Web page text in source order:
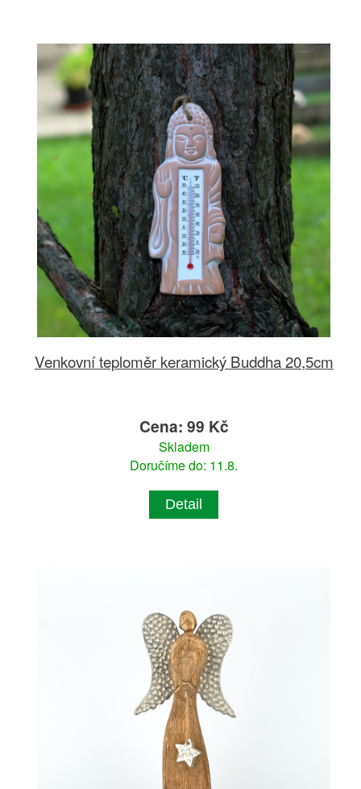
Venkovní teploměr keramický Buddha 20,5cm
Cena: 99 Kč
Skladem
Doručíme do: 11.8.
Detail